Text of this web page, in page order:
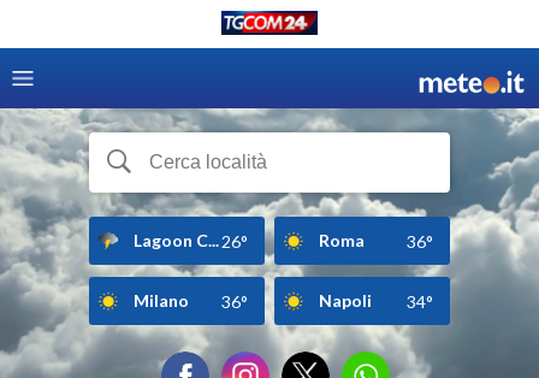
Lagoon C...26° Roma 36°
Milano 36° Napoli 34°